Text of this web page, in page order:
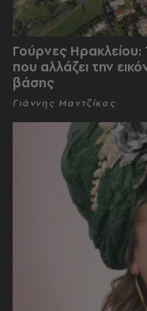
Γούρνες
που αλλάζει την
βάσης
Γιάννης Μαντζίκος